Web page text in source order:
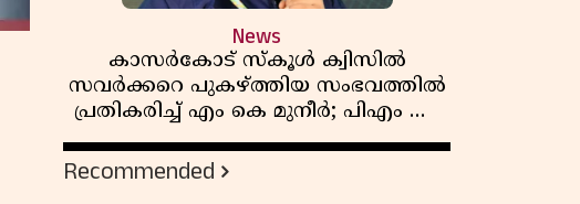
News
കാസർകോട് സ്കൂൾ ക്വിസിൽ
സവർക്കറെ പുകഴ്ത്തിയ സംഭവത്തിൽ
പ്രതികരിച്ച് എം കെ മുനീർ; പിഎം ശ്രീ
പദ്ധതിയിലും പ്രതികരണം
Recommended